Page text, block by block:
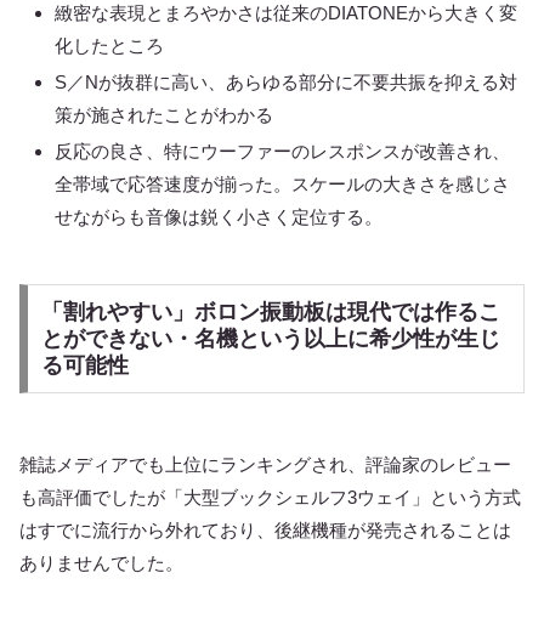
緻密な表現とまろやかさは従来のDIATONEから大きく変
化したところ
S／Nが抜群に高い、あらゆる部分に不要共振を抑える対
策が施されたことがわかる
反応の良さ、特にウーファーのレスポンスが改善され、
全帯域で応答速度が揃った。スケールの大きさを感じさ
せながらも音像は鋭く小さく定位する。
「割れやすい」ボロン振動板は現代では作るこ
とができない・名機という以上に希少性が生じ
る可能性
雑誌メディアでも上位にランキングされ、評論家のレビュー
も高評価でしたが「大型ブックシェルフ3ウェイ」という方式
はすでに流行から外れており、後継機種が発売されることは
ありませんでした。